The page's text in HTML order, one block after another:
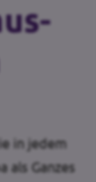
in jedem
als Ganzes